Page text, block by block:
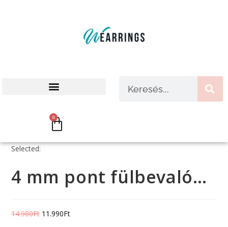
0
Selected:
4 mm pont fülbevaló…
14.980Ft 11.990Ft